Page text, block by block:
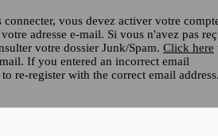
vous devez activer votre
adresse e-mail. Si vous n'avez pas
votre dossier Junk/Spam. Click here
If you entered an incorrect email
re-register with the correct email